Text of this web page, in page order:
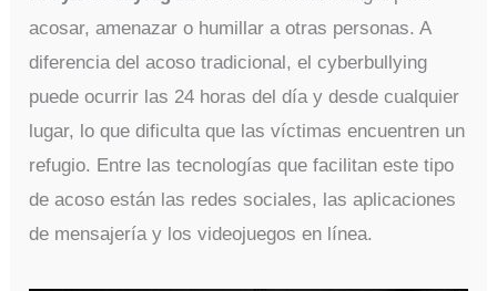
acosar, amenazar o humillar a otras personas. A
diferencia del acoso tradicional, el cyberbullying
puede ocurrir las 24 horas del día y desde cualquier
lugar, lo que dificulta que las víctimas encuentren un
refugio. Entre las tecnologías que facilitan este tipo
de acoso están las redes sociales, las aplicaciones
de mensajería y los videojuegos en línea.